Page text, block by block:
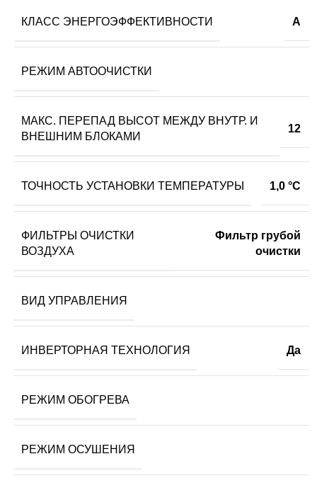
КЛАСС ЭНЕРГОЭФФЕКТИВНОСТИ A
РЕЖИМ АВТООЧИСТКИ
МАКС. ПЕРЕПАД ВЫСОТ МЕЖДУ ВНУТР. И
ВНЕШНИМ БЛОКАМИ
12
ТОЧНОСТЬ УСТАНОВКИ ТЕМПЕРАТУРЫ 1,0 °С
ФИЛЬТРЫ ОЧИСТКИ
ВОЗДУХА
Фильтр грубой
очистки
ВИД УПРАВЛЕНИЯ
ИНВЕРТОРНАЯ ТЕХНОЛОГИЯ Да
РЕЖИМ ОБОГРЕВА
РЕЖИМ ОСУШЕНИЯ